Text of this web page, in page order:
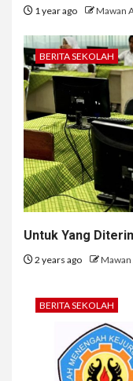
1 year ago Mawan
BERITA SEKOLAH
Untuk Yang
2 years ago
BERITA SEKOLAH